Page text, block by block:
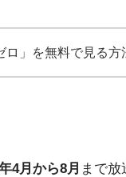
ロ」を無料で見る
4月から8月 まで放